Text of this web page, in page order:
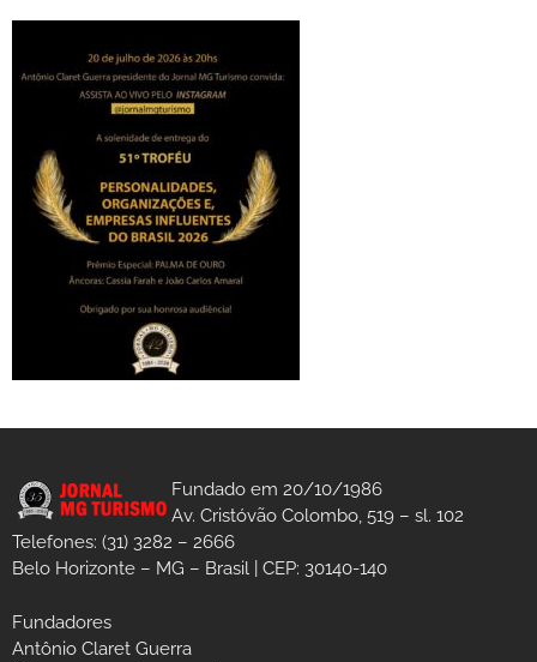
Fundado em 20/10/1986
Av. Cristóvão Colombo, 519 – sl. 102
Telefones: (31) 3282 – 2666
Belo Horizonte – MG – Brasil | CEP: 30140-140
Fundadores
Antônio Claret Guerra